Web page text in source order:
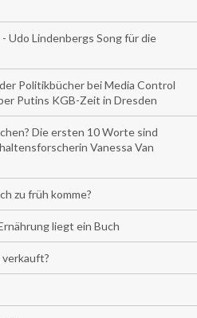
Udo Lindenbergs Song für die
Politikbücher bei Media Control
Putins KGB-Zeit in Dresden
Die ersten 10 Worte sind
Vanessa Van
zu früh komme?
liegt ein Buch